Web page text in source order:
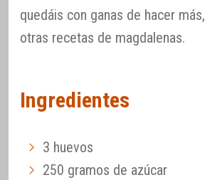
quedáis con ganas de hacer más,
otras recetas de magdalenas.
Ingredientes
3 huevos
250 gramos de azúcar